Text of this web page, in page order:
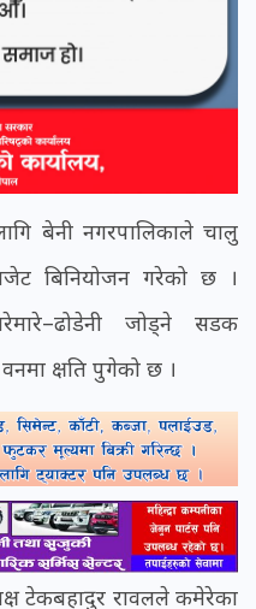
बेनी नगरपालिकाले चालु
बिनियोजन गरेको छ ।
जोड्ने सडक
क्षति पुगेको छ ।
टेकबहादुर रावलले कमेरेका